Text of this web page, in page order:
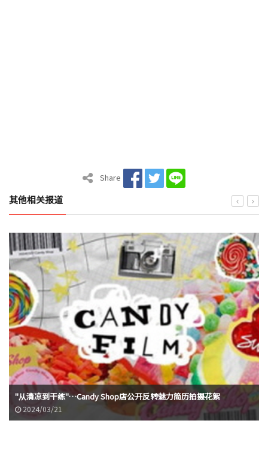
Share
其他相关报道
"从清凉到干练"…Candy Shop店公开反转魅力简历拍摄花絮
2024/03/21